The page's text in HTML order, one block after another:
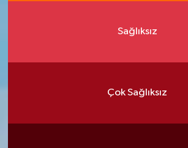
Sağlıksız
Çok Sağlıksız